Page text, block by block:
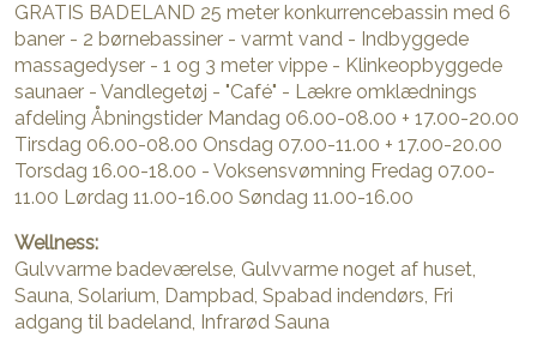
GRATIS BADELAND 25 meter konkurrencebassin med 6
baner - 2 børnebassiner - varmt vand - Indbyggede
massagedyser - 1 og 3 meter vippe - Klinkeopbyggede
saunaer - Vandlegetøj - "Café" - Lækre omklædnings
afdeling Åbningstider Mandag 06.00-08.00 + 17.00-20.00
Tirsdag 06.00-08.00 Onsdag 07.00-11.00 + 17.00-20.00
Torsdag 16.00-18.00 - Voksensvømning Fredag 07.00-
11.00 Lørdag 11.00-16.00 Søndag 11.00-16.00
Wellness:
Gulvvarme badeværelse, Gulvvarme noget af huset,
Sauna, Solarium, Dampbad, Spabad indendørs, Fri
adgang til badeland, Infrarød Sauna